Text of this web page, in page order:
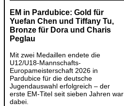
EM in Pardubice: Gold für
Yuefan Chen und Tiffany Tu,
Bronze für Dora und Charis
Peglau
Mit zwei Medaillen endete die
U12/U18-Mannschafts-
Europameisterschaft 2026 in
Pardubice für die deutsche
Jugendauswahl erfolgreich – der
erste EM-Titel seit sieben Jahren war
dabei.